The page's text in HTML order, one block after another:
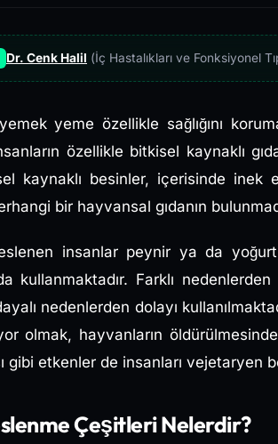
Dr. Cenk Halil (İç Hastalıkları ve Fonksiyonel
yeme özellikle sağlığını
özellikle bitkisel kaynaklı
kaynaklı besinler, içerisinde inek
bir hayvansal gıdanın
insanlar peynir ya da
kullanmaktadır. Farklı
nedenlerden dolayı
olmak, hayvanların
gibi etkenler de insanları vejetaryen
Çeşitleri Nelerdir?